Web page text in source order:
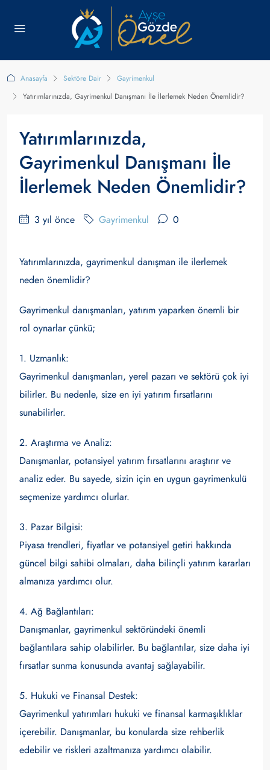
Anasayfa Sektöre Dair
Gayrimenkul
Yatırımlarınızda, Gayrimenkul Danışmanı İle İlerlemek Neden Önemlidir?
Yatırımlarınızda,
Gayrimenkul Danışmanı İle
İlerlemek Neden Önemlidir?
3 yıl önce Gayrimenkul 0
Yatırımlarınızda, gayrimenkul danışman ile ilerlemek
neden önemlidir?
Gayrimenkul danışmanları, yatırım yaparken önemli bir
rol oynarlar çünkü;
1. Uzmanlık:
Gayrimenkul danışmanları, yerel pazarı ve sektörü çok iyi
bilirler. Bu nedenle, size en iyi yatırım fırsatlarını
sunabilirler.
2. Araştırma ve Analiz:
Danışmanlar, potansiyel yatırım fırsatlarını araştırır ve
analiz eder. Bu sayede, sizin için en uygun gayrimenkulü
seçmenize yardımcı olurlar.
3. Pazar Bilgisi:
Piyasa trendleri, fiyatlar ve potansiyel getiri hakkında
güncel bilgi sahibi olmaları, daha bilinçli yatırım kararları
almanıza yardımcı olur.
4. Ağ Bağlantıları:
Danışmanlar, gayrimenkul sektöründeki önemli
bağlantılara sahip olabilirler. Bu bağlantılar, size daha iyi
fırsatlar sunma konusunda avantaj sağlayabilir.
5. Hukuki ve Finansal Destek:
Gayrimenkul yatırımları hukuki ve finansal karmaşıklıklar
içerebilir. Danışmanlar, bu konularda size rehberlik
edebilir ve riskleri azaltmanıza yardımcı olabilir.